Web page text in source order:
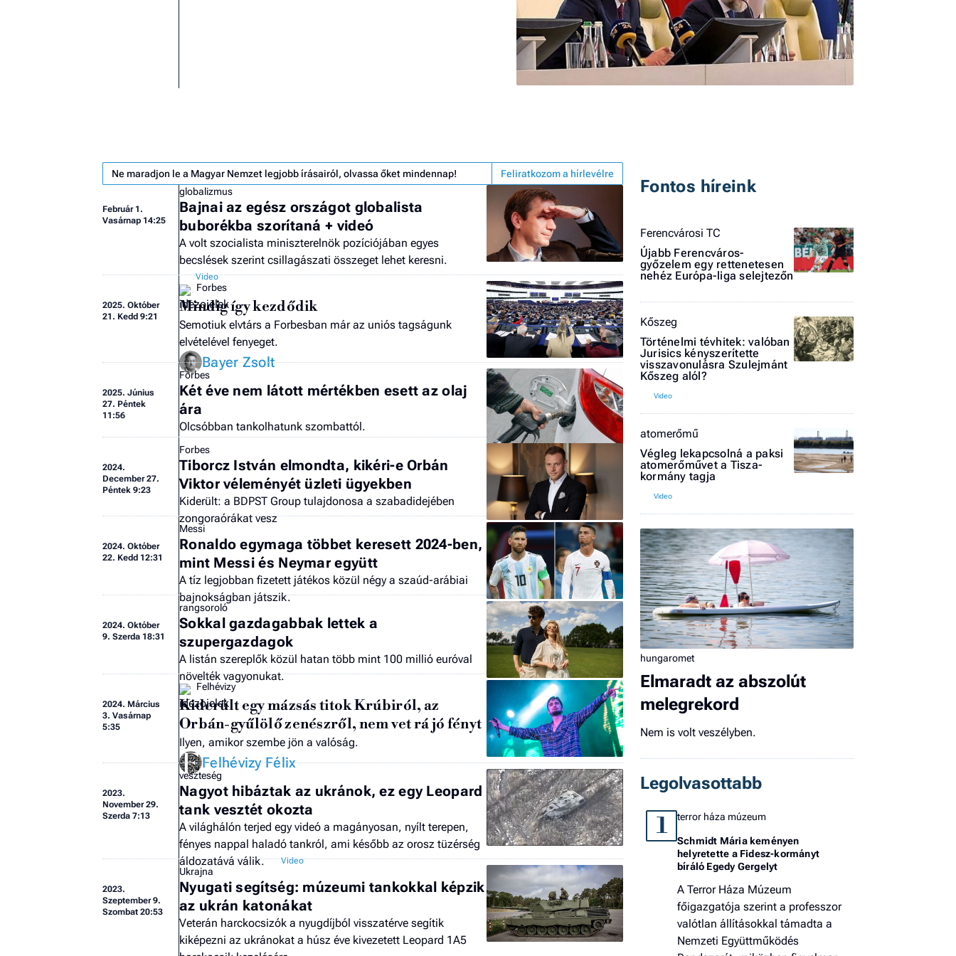
Ne maradjon le a Magyar Nemzet legjobb írásairól, olvassa őket mindennap! Feliratkozom a hírlevélre
Február 1.
Vasárnap 14:25
globalizmus
Bajnai az egész országot globalista
buborékba szorítaná + videó
A volt szocialista miniszterelnök pozíciójában egyes
becslések szerint csillagászati összeget lehet keresni.
2025. Október
21. Kedd 9:21
Forbes
Mindig így kezdődik
Semotiuk elvtárs a Forbesban már az uniós tagságunk
elvételével fenyeget.
Bayer Zsolt
2025. Június
27. Péntek
11:56
Forbes
Két éve nem látott mértékben esett az olaj
ára
Olcsóbban tankolhatunk szombattól.
2024.
December 27.
Péntek 9:23
Forbes
Tiborcz István elmondta, kikéri-e Orbán
Viktor véleményét üzleti ügyekben
Kiderült: a BDPST Group tulajdonosa a szabadidejében
zongoraórákat vesz
2024. Október
22. Kedd 12:31
Messi
Ronaldo egymaga többet keresett 2024-ben,
mint Messi és Neymar együtt
A tíz legjobban fizetett játékos közül négy a szaúd-arábiai
bajnokságban játszik.
2024. Október
9. Szerda 18:31
rangsoroló
Sokkal gazdagabbak lettek a
szupergazdagok
A listán szereplők közül hatan több mint 100 millió euróval
növelték vagyonukat.
2024. Március
3. Vasárnap
5:35
Felhévizy
Kiderült egy mázsás titok Krúbiról, az
Orbán-gyűlölő zenészről, nem vet rá jó fényt
Ilyen, amikor szembe jön a valóság.
Felhévizy Félix
2023.
November 29.
Szerda 7:13
veszteség
Nagyot hibáztak az ukránok, ez egy Leopard
tank vesztét okozta
A világhálón terjed egy videó a magányosan, nyílt terepen,
fényes nappal haladó tankról, ami később az orosz tüzérség
áldozatává válik.
2023.
Szeptember 9.
Szombat 20:53
Ukrajna
Nyugati segítség: múzeumi tankokkal képzik
az ukrán katonákat
Veterán harckocsizók a nyugdíjból visszatérve segítik
kiképezni az ukránokat a húsz éve kivezetett Leopard 1A5
Fontos híreink
Ferencvárosi TC
Újabb Ferencváros-
győzelem egy rettenetesen
nehéz Európa-liga selejtezőn
Kőszeg
Történelmi tévhitek: valóban
Jurisics kényszerítette
visszavonulásra Szulejmánt
Kőszeg alól?
atomerőmű
Végleg lekapcsolná a paksi
atomerőművet a Tisza-
kormány tagja
hungaromet
Elmaradt az abszolút
melegrekord
Nem is volt veszélyben.
Legolvasottabb
1 terror háza múzeum
Schmidt Mária keményen
helyretette a Fidesz-kormányt
bíráló Egedy Gergelyt
A Terror Háza Múzeum
főigazgatója szerint a professzor
valótlan állításokkal támadta a
Nemzeti Együttműködés